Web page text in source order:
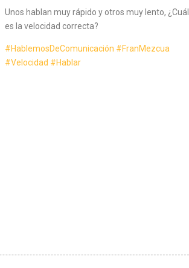
Unos hablan muy rápido y otros muy lento, ¿Cuál
es la velocidad correcta?
#HablemosDeComunicación #FranMezcua
#Velocidad #Hablar